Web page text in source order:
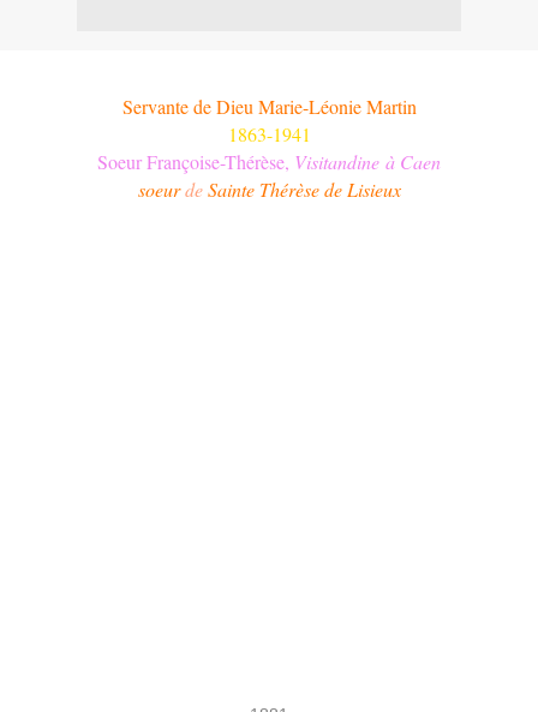
Servante de Dieu Marie-Léonie Martin
1863-1941
Soeur Françoise-Thérèse, Visitandine à Caen
soeurdeSainte Thérèse de Lisieux